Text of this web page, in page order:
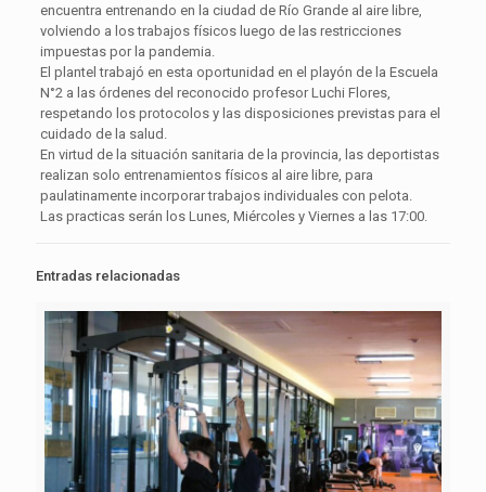
encuentra entrenando en la ciudad de Río Grande al aire libre,
volviendo a los trabajos físicos luego de las restricciones
impuestas por la pandemia.
El plantel trabajó en esta oportunidad en el playón de la Escuela
N°2 a las órdenes del reconocido profesor Luchi Flores,
respetando los protocolos y las disposiciones previstas para el
cuidado de la salud.
En virtud de la situación sanitaria de la provincia, las deportistas
realizan solo entrenamientos físicos al aire libre, para
paulatinamente incorporar trabajos individuales con pelota.
Las practicas serán los Lunes, Miércoles y Viernes a las 17:00.
Entradas relacionadas